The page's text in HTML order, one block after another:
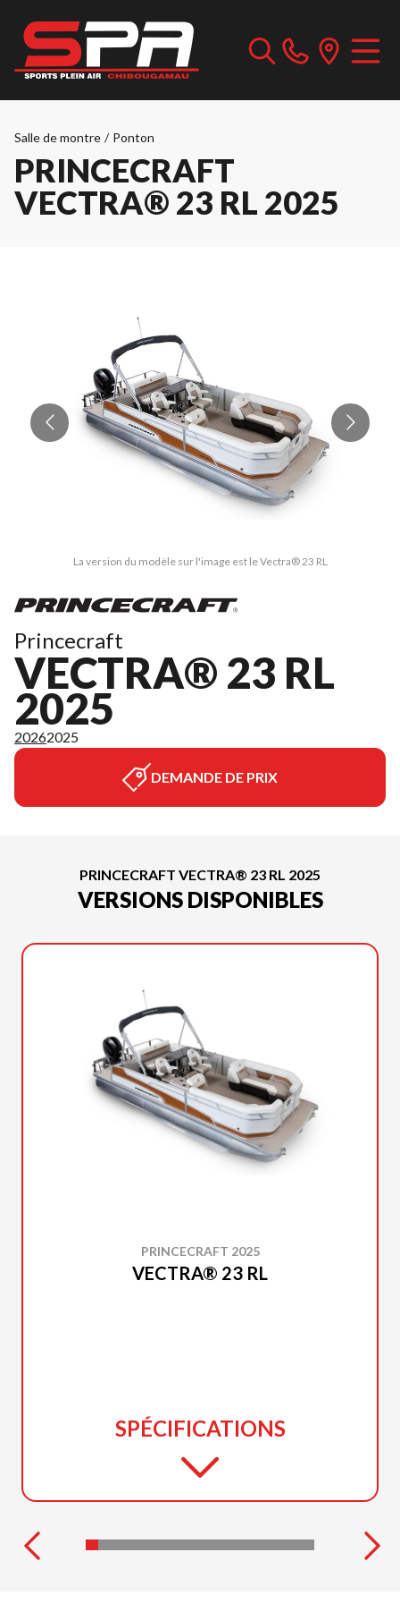
Salle de montre / Ponton
PRINCECRAFT
VECTRA® 23 RL 2025
La version du modèle sur l'image est le Vectra® 23 RL
Princecraft
VECTRA® 23 RL
2025
20262025
DEMANDE DE PRIX
PRINCECRAFT VECTRA® 23 RL 2025
VERSIONS DISPONIBLES
PRINCECRAFT 2025
VECTRA® 23 RL
SPÉCIFICATIONS